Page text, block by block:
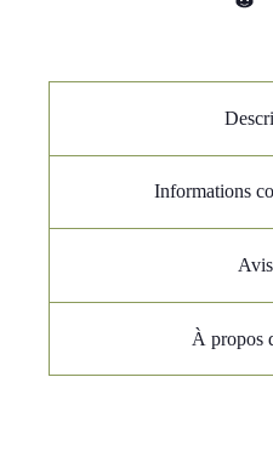
Informations
À propos